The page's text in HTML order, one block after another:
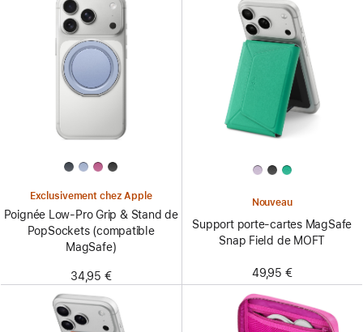
Exclusivement chez Apple
Poignée Low-Pro Grip & Stand de
PopSockets (compatible
MagSafe)
34,95 €
Nouveau
Support porte-cartes MagSafe
Snap Field de MOFT
49,95 €